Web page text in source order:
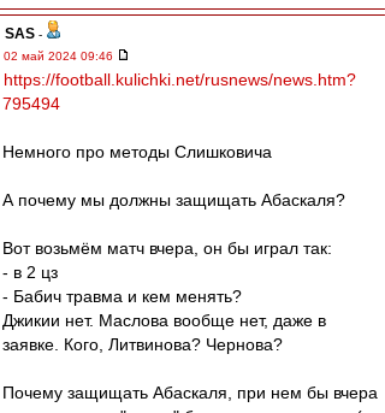
SAS -
02 май 2024 09:46
https://football.kulichki.net/rusnews/news.htm?
795494
Немного про методы Слишковича
А почему мы должны защищать Абаскаля?
Вот возьмём матч вчера, он бы играл так:
- в 2 цз
- Бабич травма и кем менять?
Джикии нет. Маслова вообще нет, даже в
заявке. Кого, Литвинова? Чернова?
Почему защищать Абаскаля, при нем бы вчера